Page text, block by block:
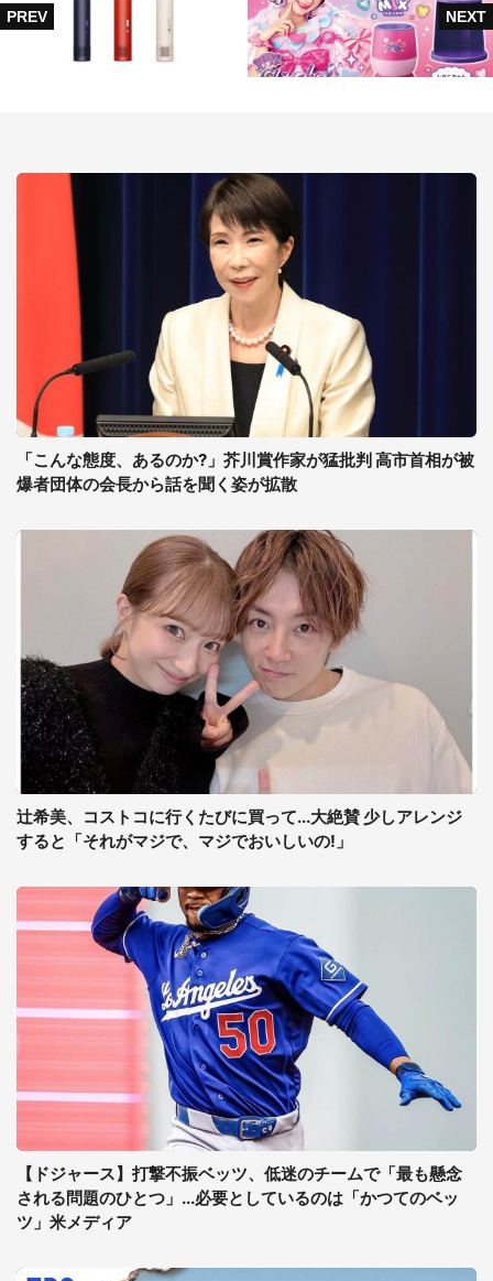
「こんな態度、あるのか?」芥川賞作家が猛批判 高市首相が被
爆者団体の会長から話を聞く姿が拡散
辻希美、コストコに行くたびに買って...大絶賛 少しアレンジ
すると「それがマジで、マジでおいしいの!」
【ドジャース】打撃不振ベッツ、低迷のチームで「最も懸念
される問題のひとつ」...必要としているのは「かつてのベッ
ツ」米メディア